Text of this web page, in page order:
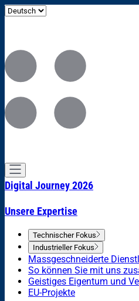
Digital Journey 2026
Unsere Expertise
Technischer Fokus
Industrieller Fokus
Massgeschneiderte
So können Sie mit uns
Geistiges Eigentum und
EU-Projekte